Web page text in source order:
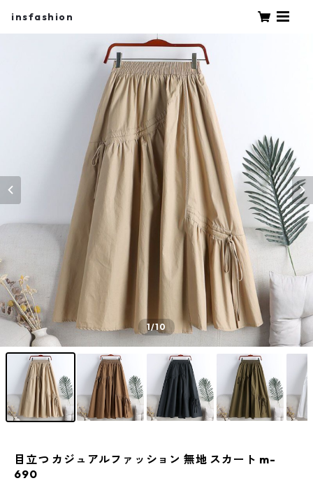
insfashion
1/10
目立つ カジュアルファッション 無地 スカート m-
690